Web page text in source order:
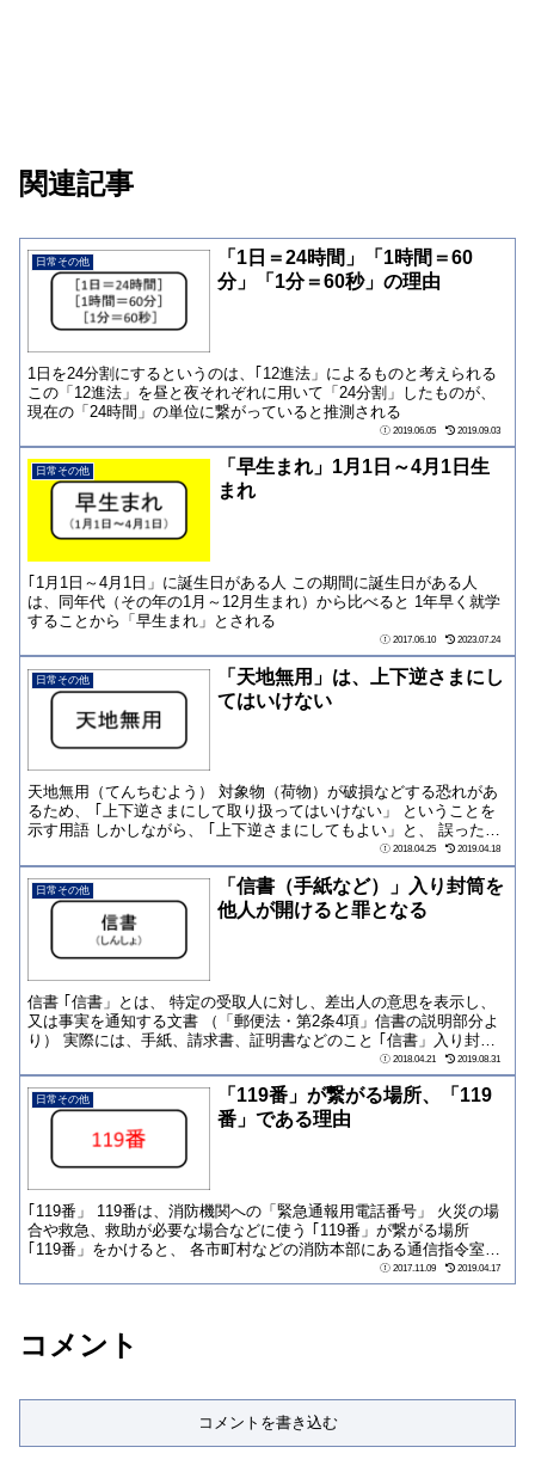
関連記事
日常その他
「1日＝24時間」「1時間＝60
分」「1分＝60秒」の理由
1日を24分割にするというのは、｢12進法」によるものと考えられる
この「12進法」を昼と夜それぞれに用いて「24分割」したものが、
現在の「24時間」の単位に繋がっていると推測される
2019.06.05 2019.09.03
日常その他
「早生まれ」1月1日～4月1日生
まれ
｢1月1日～4月1日」に誕生日がある人 この期間に誕生日がある人
は、同年代（その年の1月～12月生まれ）から比べると 1年早く就学
することから「早生まれ」とされる
2017.06.10 2023.07.24
日常その他
「天地無用」は、上下逆さまにし
てはいけない
天地無用（てんちむよう） 対象物（荷物）が破損などする恐れがあ
るため、 ｢上下逆さまにして取り扱ってはいけない」 ということを
示す用語 しかしながら、 ｢上下逆さまにしてもよい」と、 誤った認
2018.04.25 2019.04.18
日常その他
「信書（手紙など）」入り封筒を
他人が開けると罪となる
信書 ｢信書」とは、 特定の受取人に対し、差出人の意思を表示し、
又は事実を通知する文書 （「郵便法・第2条4項」信書の説明部分よ
り） 実際には、手紙、請求書、証明書などのこと ｢信書」入り封筒
2018.04.21 2019.08.31
日常その他
「119番」が繋がる場所、「119
番」である理由
｢119番」 119番は、消防機関への「緊急通報用電話番号」 火災の場
合や救急、救助が必要な場合などに使う ｢119番」が繋がる場所
｢119番」をかけると、 各市町村などの消防本部にある通信指令室
2017.11.09 2019.04.17
コメント
コメントを書き込む